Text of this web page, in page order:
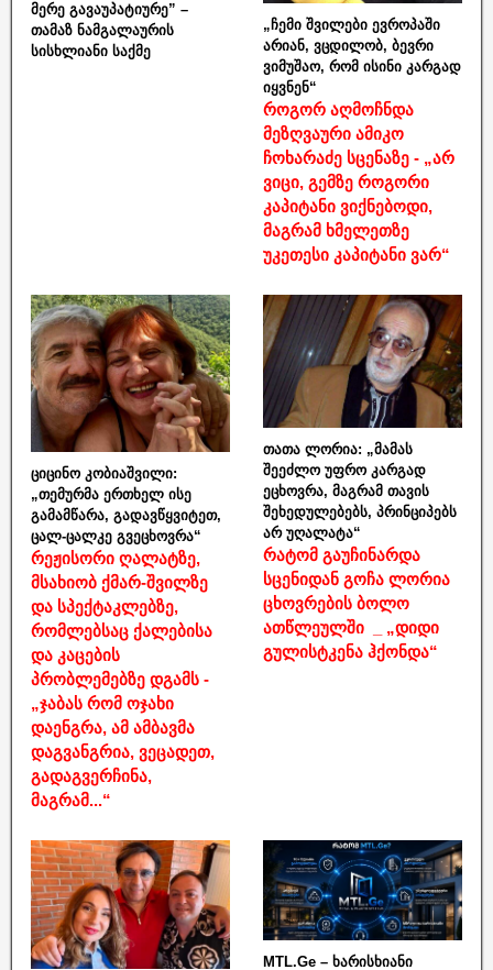
მერე გავაუპატიურე” –
თამაზ ნამგალაურის
სისხლიანი საქმე
„ჩემი შვილები ევროპაში
არიან, ვცდილობ, ბევრი
ვიმუშაო, რომ ისინი კარგად
იყვნენ“
როგორ აღმოჩნდა
მეზღვაური ამიკო
ჩოხარაძე სცენაზე - „არ
ვიცი, გემზე როგორი
კაპიტანი ვიქნებოდი,
მაგრამ ხმელეთზე
უკეთესი კაპიტანი ვარ“
ციცინო კობიაშვილი:
„თემურმა ერთხელ ისე
გამამწარა, გადავწყვიტეთ,
ცალ-ცალკე გვეცხოვრა“
რეჟისორი ღალატზე,
მსახიობ ქმარ-შვილზე
და სპექტაკლებზე,
რომლებსაც ქალებისა
და კაცების
პრობლემებზე დგამს -
„ჯაბას რომ ოჯახი
დაენგრა, ამ ამბავმა
დაგვანგრია, ვეცადეთ,
გადაგვერჩინა,
მაგრამ...“
თათა ლორია: „მამას
შეეძლო უფრო კარგად
ეცხოვრა, მაგრამ თავის
შეხედულებებს, პრინციპებს
არ უღალატა“
რატომ გაუჩინარდა
სცენიდან გოჩა ლორია
ცხოვრების ბოლო
ათწლეულში _ „დიდი
გულისტკენა ჰქონდა“
MTL.Ge – ხარისხიანი